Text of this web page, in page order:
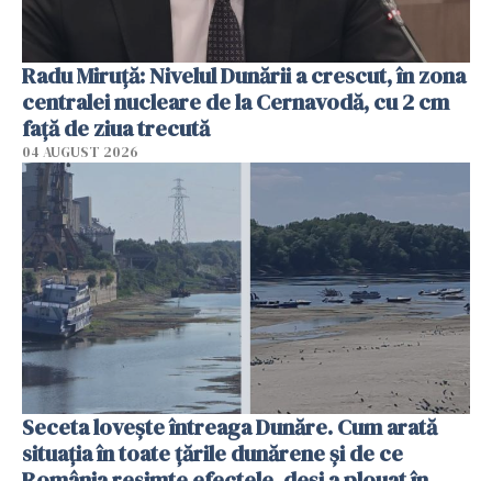
Radu Miruţă: Nivelul Dunării a crescut, în zona
centralei nucleare de la Cernavodă, cu 2 cm
faţă de ziua trecută
04 AUGUST 2026
Seceta lovește întreaga Dunăre. Cum arată
situația în toate țările dunărene și de ce